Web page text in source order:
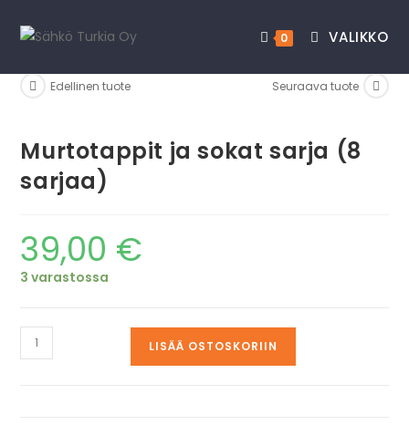
0 VALIKKO
Edellinen tuote Seuraava tuote
Murtotappit ja sokat sarja (8
sarjaa)
39,00 €
3 varastossa
LISÄÄ OSTOSKORIIN